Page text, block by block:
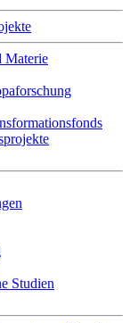
Materie
Studien